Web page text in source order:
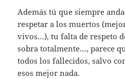
Además tú que siempre
respetar a los muertos
vivos…), tu falta de respeto
sobra totalmente…, parece
todos los fallecidos, salvo
esos mejor nada.